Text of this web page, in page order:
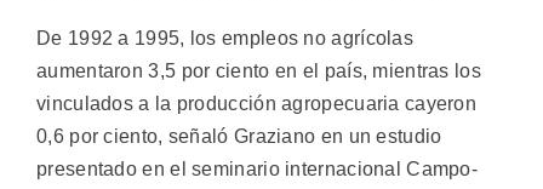
De 1992 a 1995, los empleos no agrícolas
aumentaron 3,5 por ciento en el país, mientras los
vinculados a la producción agropecuaria cayeron
0,6 por ciento, señaló Graziano en un estudio
presentado en el seminario internacional Campo-